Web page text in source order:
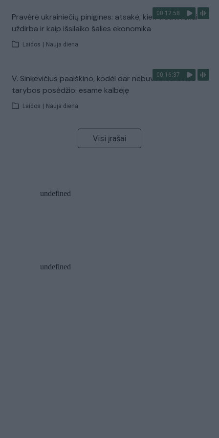
00:12:58
Pravėrė ukrainiečių pinigines: atsakė, kiek vidutiniškai
uždirba ir kaip išsilaiko šalies ekonomika
Laidos Nauja diena
00:16:37
V. Sinkevičius paaiškino, kodėl dar nebuvo Koalicinės
tarybos posėdžio: esame kalbėję
Laidos Nauja diena
Visi įrašai